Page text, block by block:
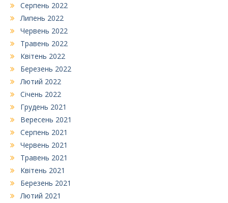
Серпень 2022
Липень 2022
Червень 2022
Травень 2022
Квітень 2022
Березень 2022
Лютий 2022
Січень 2022
Грудень 2021
Вересень 2021
Серпень 2021
Червень 2021
Травень 2021
Квітень 2021
Березень 2021
Лютий 2021